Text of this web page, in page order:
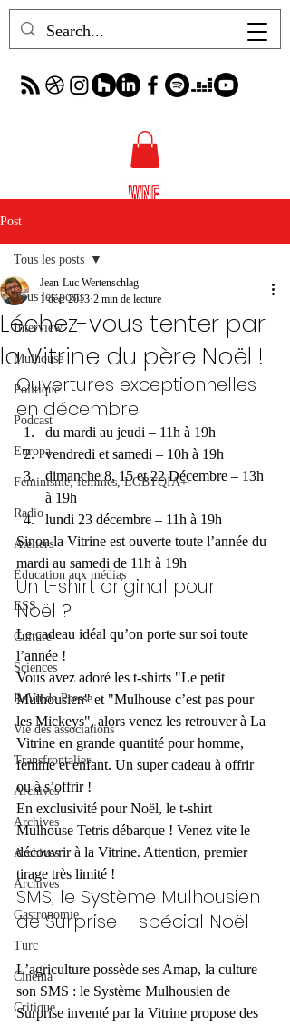
Post
Tous les posts
Interview
Mulhouse
Politique
Podcast
Europa
Féminisme, femmes, LGBTQIA+
Radio
Ateliers
Éducation aux médias
ESS
Culture
Sciences
ReVu de Presse
Vie des associations
Transfrontalier
Archives
Archives
Archives
Archives
Gastronomie
Turc
Cinéma
Critique
Tous les posts
Léchez-vous tenter par
la Vitrine du père Noël !
Jean-Luc Wertenschlag
1 déc. 2013 2 min de lecture
Ouvertures exceptionnelles
en décembre
du mardi au jeudi – 11h à 19h
vendredi et samedi – 10h à 19h
dimanche 8, 15 et 22 Décembre – 13h
à 19h
lundi 23 décembre – 11h à 19h
Sinon la Vitrine est ouverte toute l’année du
mardi au samedi de 11h à 19h
Un t-shirt original pour
Noël ?
Le cadeau idéal qu’on porte sur soi toute
l’année !
Vous avez adoré les t-shirts "Le petit
Mulhousien" et "Mulhouse c’est pas pour
les Mickeys", alors venez les retrouver à La
Vitrine en grande quantité pour homme,
femme et enfant. Un super cadeau à offrir
ou à s’offrir !
En exclusivité pour Noël, le t-shirt
Mulhouse Tetris débarque ! Venez vite le
découvrir à la Vitrine. Attention, premier
tirage très limité !
SMS, le Système Mulhousien
de Surprise – spécial Noël
L’agriculture possède ses Amap, la culture
son SMS : le Système Mulhousien de
Surprise inventé par la Vitrine propose des